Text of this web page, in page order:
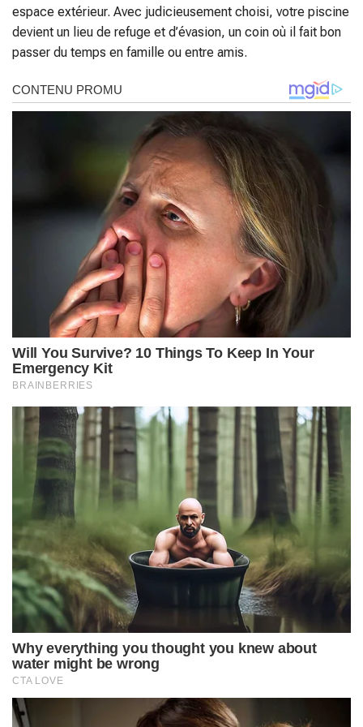
espace extérieur. Avec judicieusement choisi, votre piscine
devient un lieu de refuge et d’évasion, un coin où il fait bon
passer du temps en famille ou entre amis.